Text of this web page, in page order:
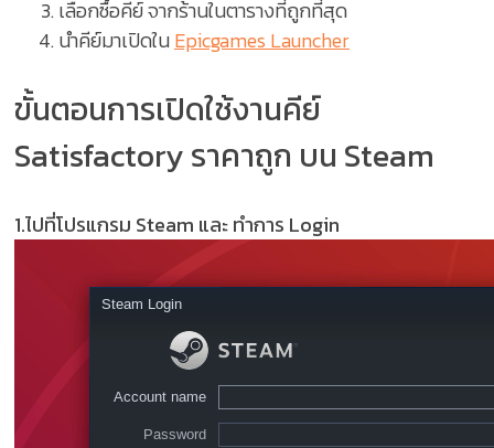
เลือกซื้อคีย์ จากร้านในตารางที่ถูกที่สุด
นำคีย์มาเปิดในEpicgames Launcher
ขั้นตอนการเปิดใช้งานคีย์
Satisfactory ราคาถูก บน Steam
1.ไปที่โปรแกรม Steam และ ทำการ Login